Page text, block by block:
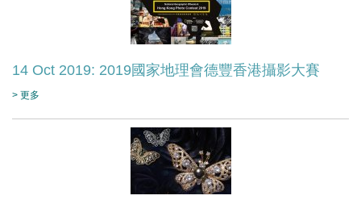
14 Oct 2019: 2019國家地理會德豐香港攝影大賽
> 更多